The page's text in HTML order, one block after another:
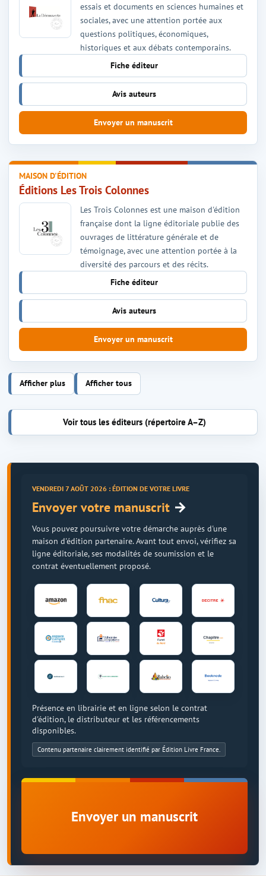
MAISON D'ÉDITION
Éditions Les Trois Colonnes
Les Trois Colonnes est une maison d'édition
française dont la ligne éditoriale publie des
ouvrages de littérature générale et de
témoignage, avec une attention portée à la
diversité des parcours et des récits.
Fiche éditeur
Avis auteurs
Envoyer un manuscrit
essais et documents en sciences humaines et
sociales, avec une attention portée aux
questions politiques, économiques,
historiques et aux débats contemporains.
Fiche éditeur
Avis auteurs
Envoyer un manuscrit
Afficher plus Afficher tous
Voir tous les éditeurs (répertoire A–Z)
VENDREDI 7 AOÛT 2026 : ÉDITION DE VOTRE LIVRE
Envoyer votre manuscrit →
Vous pouvez poursuivre votre démarche auprès d'une
maison d'édition partenaire. Avant tout envoi, vérifiez sa
ligne éditoriale, ses modalités de soumission et le
contrat éventuellement proposé.
Présence en librairie et en ligne selon le contrat
d'édition, le distributeur et les référencements
disponibles.
Contenu partenaire clairement identifié par Édition Livre France.
Envoyer un manuscrit